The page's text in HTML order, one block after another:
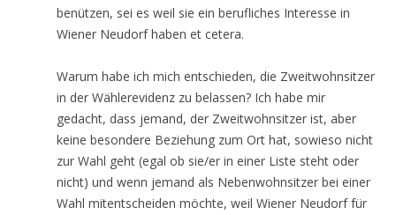
benützen, sei es weil sie ein berufliches Interesse in
Wiener Neudorf haben et cetera.
Warum habe ich mich entschieden, die Zweitwohnsitzer
in der Wählerevidenz zu belassen? Ich habe mir
gedacht, dass jemand, der Zweitwohnsitzer ist, aber
keine besondere Beziehung zum Ort hat, sowieso nicht
zur Wahl geht (egal ob sie/er in einer Liste steht oder
nicht) und wenn jemand als Nebenwohnsitzer bei einer
Wahl mitentscheiden möchte, weil Wiener Neudorf für